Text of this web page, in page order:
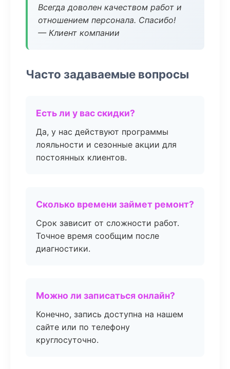
Всегда доволен качеством работ и
отношением персонала. Спасибо!
— Клиент компании
Часто задаваемые вопросы
Есть ли у вас скидки?
Да, у нас действуют программы
лояльности и сезонные акции для
постоянных клиентов.
Сколько времени займет ремонт?
Срок зависит от сложности работ.
Точное время сообщим после
диагностики.
Можно ли записаться онлайн?
Конечно, запись доступна на нашем
сайте или по телефону
круглосуточно.